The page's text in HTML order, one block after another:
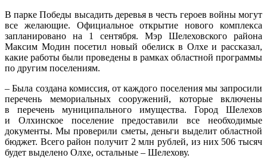
В парке Победы высадить деревья в честь героев войны могут
все желающие. Официальное открытие нового комплекса
запланировано на 1 сентября. Мэр Шелеховского района
Максим Модин посетил новый обелиск в Олхе и рассказал,
какие работы были проведены в рамках областной программы
по другим поселениям.
– Была создана комиссия, от каждого поселения мы запросили
перечень мемориальных сооружений, которые включены
в перечень муниципального имущества. Город Шелехов
и Олхинское поселение предоставили все необходимые
документы. Мы проверили сметы, деньги выделит областной
бюджет. Всего район получит 2 млн рублей, из них 506 тысяч
будет выделено Олхе, остальные – Шелехову.